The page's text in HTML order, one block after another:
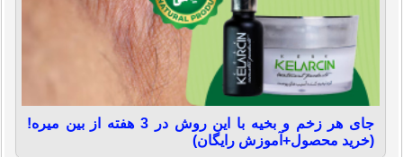
جای هر زخم و بخیه با این روش در 3 هفته از بین میره!
(خرید محصول+آموزش رایگان)